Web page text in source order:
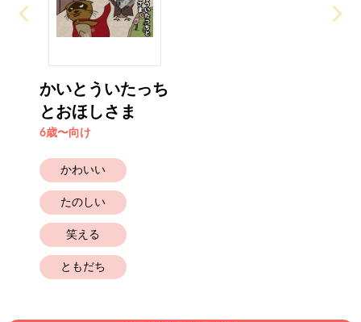
かいとういたっち
とおほしさま
6歳〜向け
かわいい
たのしい
笑える
ともだち